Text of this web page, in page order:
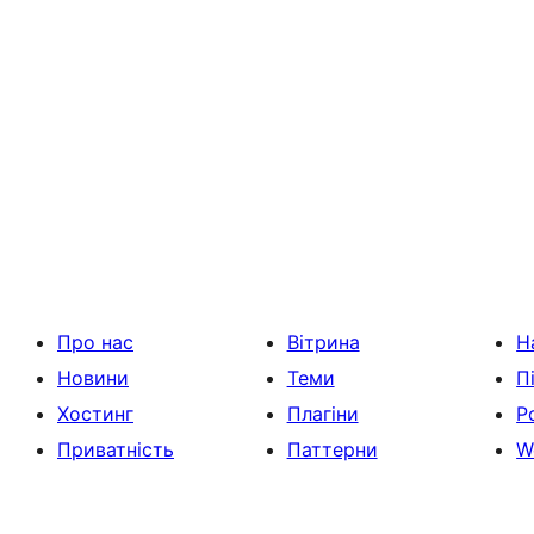
Про нас
Новини
Хостинг
Приватність
Вітрина
Теми
Плагіни
Паттерни